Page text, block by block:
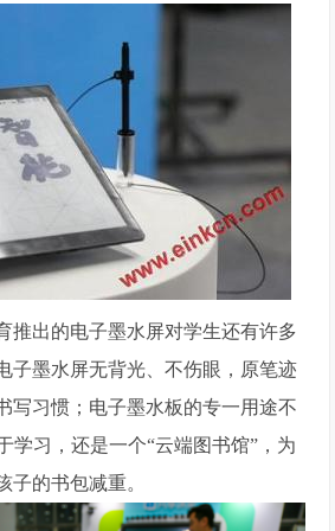
出的电子墨水屏对学生还有许多
子墨水屏无背光、不伤眼，原笔迹
写习惯；电子墨水板的专一用途不
学习，还是一个“云端图书馆”，为
子的书包减重。